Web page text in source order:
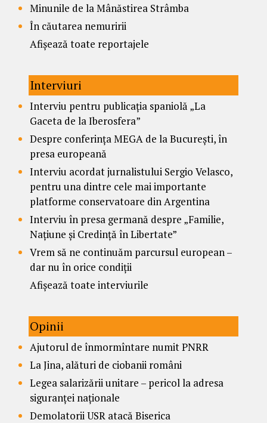
Minunile de la Mânăstirea Strâmba
În căutarea nemuririi
Afișează toate reportajele
Interviuri
Interviu pentru publicația spaniolă „La
Gaceta de la Iberosfera”
Despre conferința MEGA de la București, în
presa europeană
Interviu acordat jurnalistului Sergio Velasco,
pentru una dintre cele mai importante
platforme conservatoare din Argentina
Interviu în presa germană despre „Familie,
Națiune și Credință în Libertate”
Vrem să ne continuăm parcursul european –
dar nu în orice condiții
Afișează toate interviurile
Opinii
Ajutorul de înmormîntare numit PNRR
La Jina, alături de ciobanii români
Legea salarizării unitare – pericol la adresa
siguranței naționale
Demolatorii USR atacă Biserica